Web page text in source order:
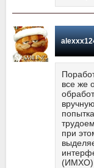
все же
при
(ИМХО)